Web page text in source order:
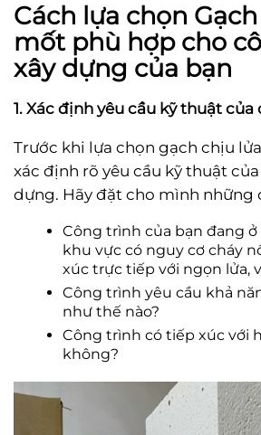
Cách lựa chọn
mốt phù hợp cho
xây dựng của bạn
1. Xác định yêu cầu kỹ thuật
Trước khi lựa chọn gạch chịu
xác định rõ yêu cầu kỹ thuật
dựng. Hãy đặt cho mình những
Công trình của bạn đang ở
khu vực có nguy cơ cháy
xúc trực tiếp với ngọn lửa,
Công trình yêu cầu khả
như thế nào?
Công trình có tiếp xúc với
không?